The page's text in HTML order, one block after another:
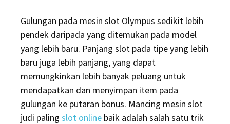
Gulungan pada mesin slot Olympus sedikit lebih
pendek daripada yang ditemukan pada model
yang lebih baru. Panjang slot pada tipe yang lebih
baru juga lebih panjang, yang dapat
memungkinkan lebih banyak peluang untuk
mendapatkan dan menyimpan item pada
gulungan ke putaran bonus. Mancing mesin slot
judi paling slot online baik adalah salah satu trik